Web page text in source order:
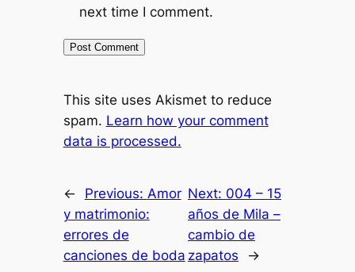
next time I comment.
This site uses Akismet to reduce
spam. Learn how your comment
data is processed.
← Previous: Amor
y matrimonio:
errores de
canciones de boda
Next: 004 – 15
años de Mila –
cambio de
zapatos
→